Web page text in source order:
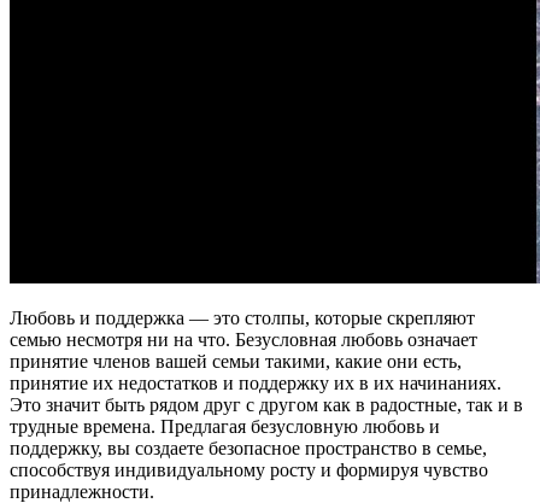
Любовь и поддержка — это столпы, которые скрепляют
семью несмотря ни на что. Безусловная любовь означает
принятие членов вашей семьи такими, какие они есть,
принятие их недостатков и поддержку их в их начинаниях.
Это значит быть рядом друг с другом как в радостные, так и в
трудные времена. Предлагая безусловную любовь и
поддержку, вы создаете безопасное пространство в семье,
способствуя индивидуальному росту и формируя чувство
принадлежности.